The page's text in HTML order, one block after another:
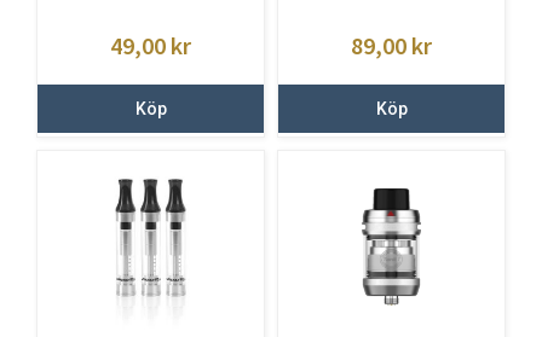
49,00 kr
Köp
89,00 kr
Köp